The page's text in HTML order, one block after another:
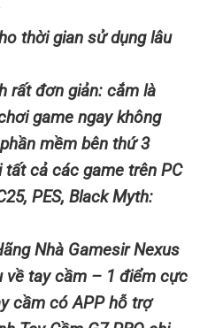
thời gian sử dụng lâu
rất đơn giản: cắm là
game ngay không
mềm bên thứ 3
cả các game trên PC
PES, Black Myth:
Nhà Gamesir Nexus
về tay cầm – 1 điểm cực
cầm có APP hỗ trợ